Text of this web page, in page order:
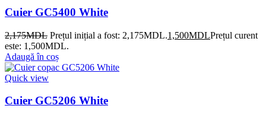
Cuier GC5400 White
2,175MDL Prețul inițial a fost: 2,175MDL.1,500MDLPrețul curent
este: 1,500MDL.
Adaugă în coș
Quick view
Cuier GC5206 White